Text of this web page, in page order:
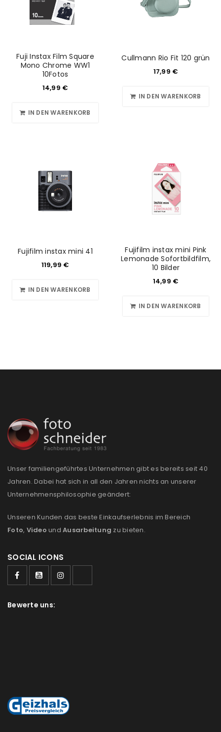
Passwort*
Angemeldet bleiben
PASSWORT VERGESSEN?
NEWSLETTER ABONNIEREN
Please select all the ways you would like to hear from
us
Ich stimme zu
REGISTRIEREN
Fuji Instax Film Square
Mono Chrome WW1
10Fotos
14,99 €
IN DEN WARENKORB
Cullmann Rio Fit 120 grün
17,99 €
IN DEN WARENKORB
Fujifilm instax mini 41
119,99 €
IN DEN WARENKORB
Fujifilm instax mini Pink
Lemonade Sofortbildfilm,
10 Bilder
14,99 €
IN DEN WARENKORB
Unser familiengeführtes Unternehmen gibt es bereits seit 40
Jahren. Dabei hat sich in all den Jahren nichts an unserer
Unternehmensphilosophie geändert:
Unseren Kunden das beste Einkaufserlebnis im Bereich
Foto, Video und Ausarbeitung zu bieten.
SOCIAL ICONS
Bewerte uns: